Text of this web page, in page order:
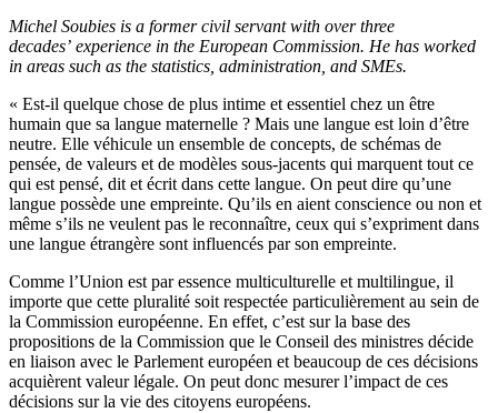
Michel Soubies is a former civil servant with over three
decades’ experience in the European Commission. He has worked
in areas such as the statistics, administration, and SMEs.
« Est-il quelque chose de plus intime et essentiel chez un être
humain que sa langue maternelle ? Mais une langue est loin d’être
neutre. Elle véhicule un ensemble de concepts, de schémas de
pensée, de valeurs et de modèles sous-jacents qui marquent tout ce
qui est pensé, dit et écrit dans cette langue. On peut dire qu’une
langue possède une empreinte. Qu’ils en aient conscience ou non et
même s’ils ne veulent pas le reconnaître, ceux qui s’expriment dans
une langue étrangère sont influencés par son empreinte.
Comme l’Union est par essence multiculturelle et multilingue, il
importe que cette pluralité soit respectée particulièrement au sein de
la Commission européenne. En effet, c’est sur la base des
propositions de la Commission que le Conseil des ministres décide
en liaison avec le Parlement européen et beaucoup de ces décisions
acquièrent valeur légale. On peut donc mesurer l’impact de ces
décisions sur la vie des citoyens européens.